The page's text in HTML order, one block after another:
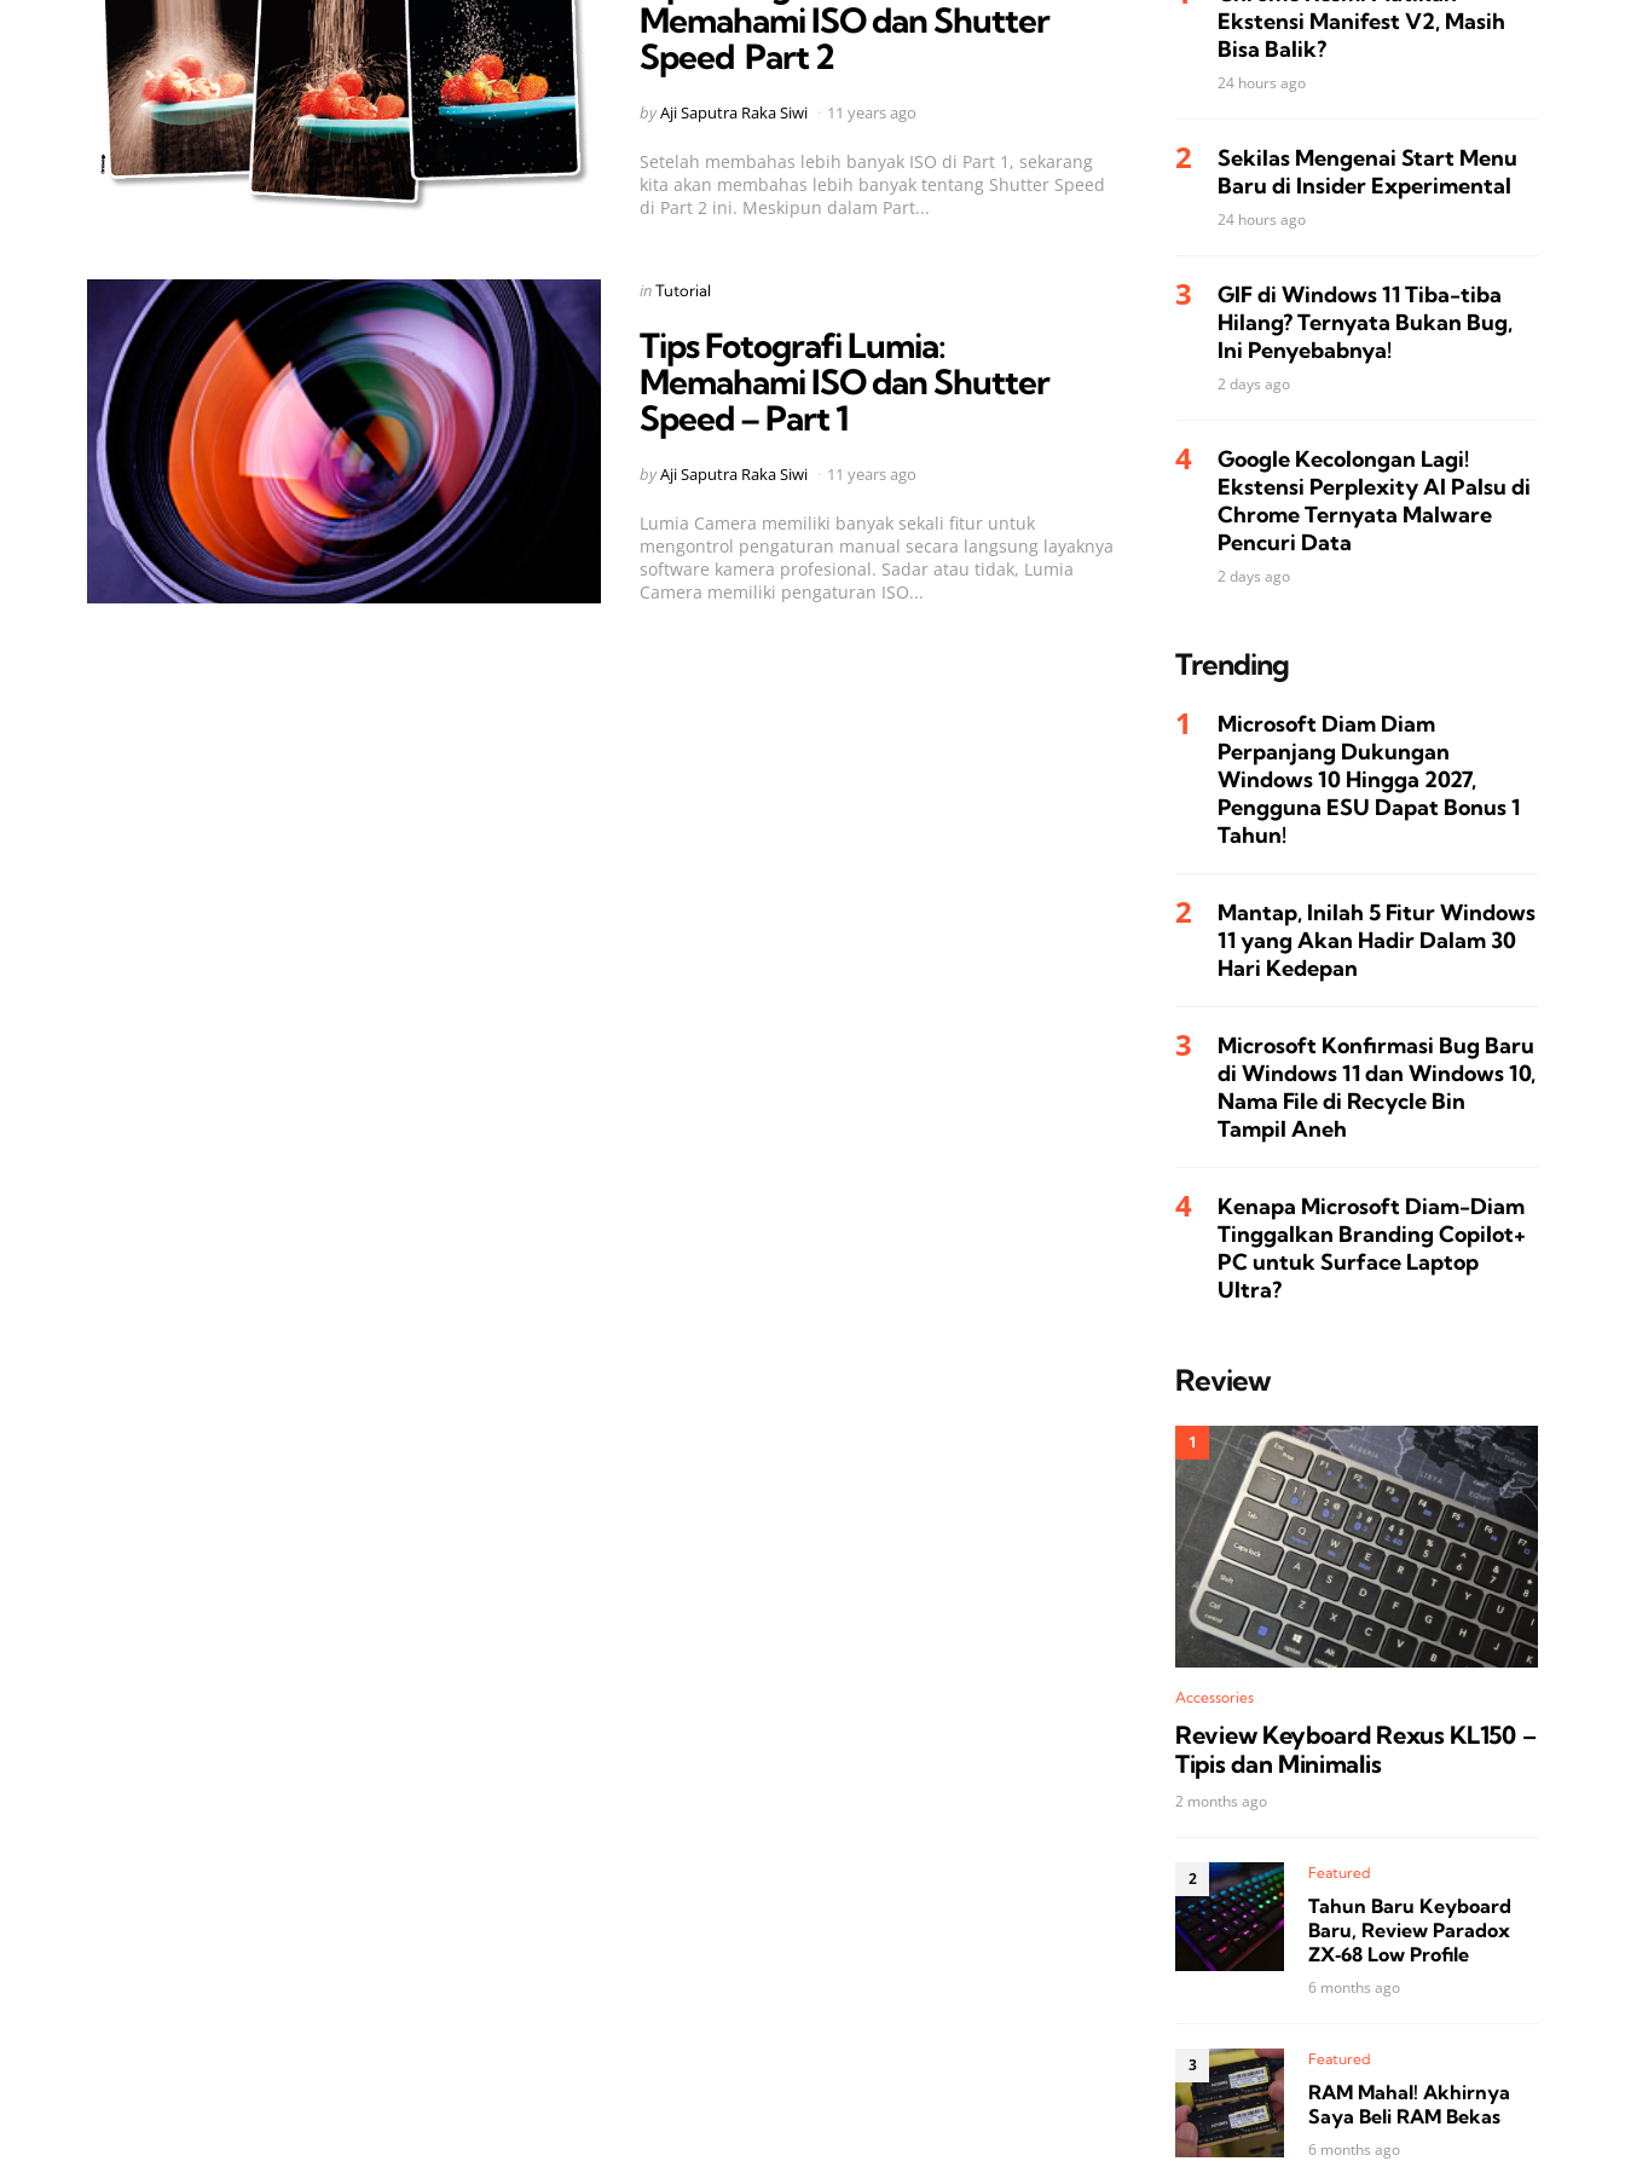
Memahami ISO dan Shutter
Speed  Part 2
Posted
byAji Saputra Raka Siwi 11 years ago
Setelah membahas lebih banyak ISO di Part 1, sekarang
kita akan membahas lebih banyak tentang Shutter Speed
di Part 2 ini. Meskipun dalam Part...
Categories
Posted
inTutorial
Tips Fotografi Lumia:
Memahami ISO dan Shutter
Speed – Part 1
Posted
byAji Saputra Raka Siwi 11 years ago
Lumia Camera memiliki banyak sekali fitur untuk
mengontrol pengaturan manual secara langsung layaknya
software kamera profesional. Sadar atau tidak, Lumia
Camera memiliki pengaturan ISO...
Ekstensi Manifest V2, Masih
Bisa Balik?
24 hours ago
Sekilas Mengenai Start Menu
Baru di Insider Experimental
24 hours ago
GIF di Windows 11 Tiba-tiba
Hilang? Ternyata Bukan Bug,
Ini Penyebabnya!
2 days ago
Google Kecolongan Lagi!
Ekstensi Perplexity AI Palsu di
Chrome Ternyata Malware
Pencuri Data
2 days ago
Trending
Microsoft Diam Diam
Perpanjang Dukungan
Windows 10 Hingga 2027,
Pengguna ESU Dapat Bonus 1
Tahun!
Mantap, Inilah 5 Fitur Windows
11 yang Akan Hadir Dalam 30
Hari Kedepan
Microsoft Konfirmasi Bug Baru
di Windows 11 dan Windows 10,
Nama File di Recycle Bin
Tampil Aneh
Kenapa Microsoft Diam-Diam
Tinggalkan Branding Copilot+
PC untuk Surface Laptop
Ultra?
Review
Accessories
Review Keyboard Rexus KL150 –
Tipis dan Minimalis
2 months ago
Featured
Tahun Baru Keyboard
Baru, Review Paradox
ZX‑68 Low Profile
6 months ago
Featured
RAM Mahal! Akhirnya
Saya Beli RAM Bekas
6 months ago